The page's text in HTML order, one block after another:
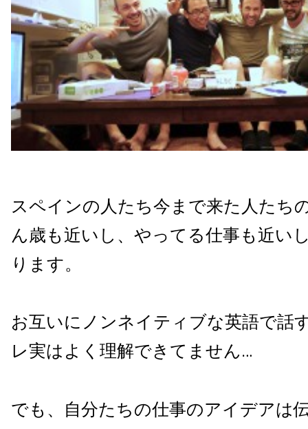
スペインの人たち今まで来た人たち
ん歳も近いし、やってる仕事も近い
ります。
お互いにノンネイティブな英語で話
レ実はよく理解できてません…
でも、自分たちの仕事のアイデアは